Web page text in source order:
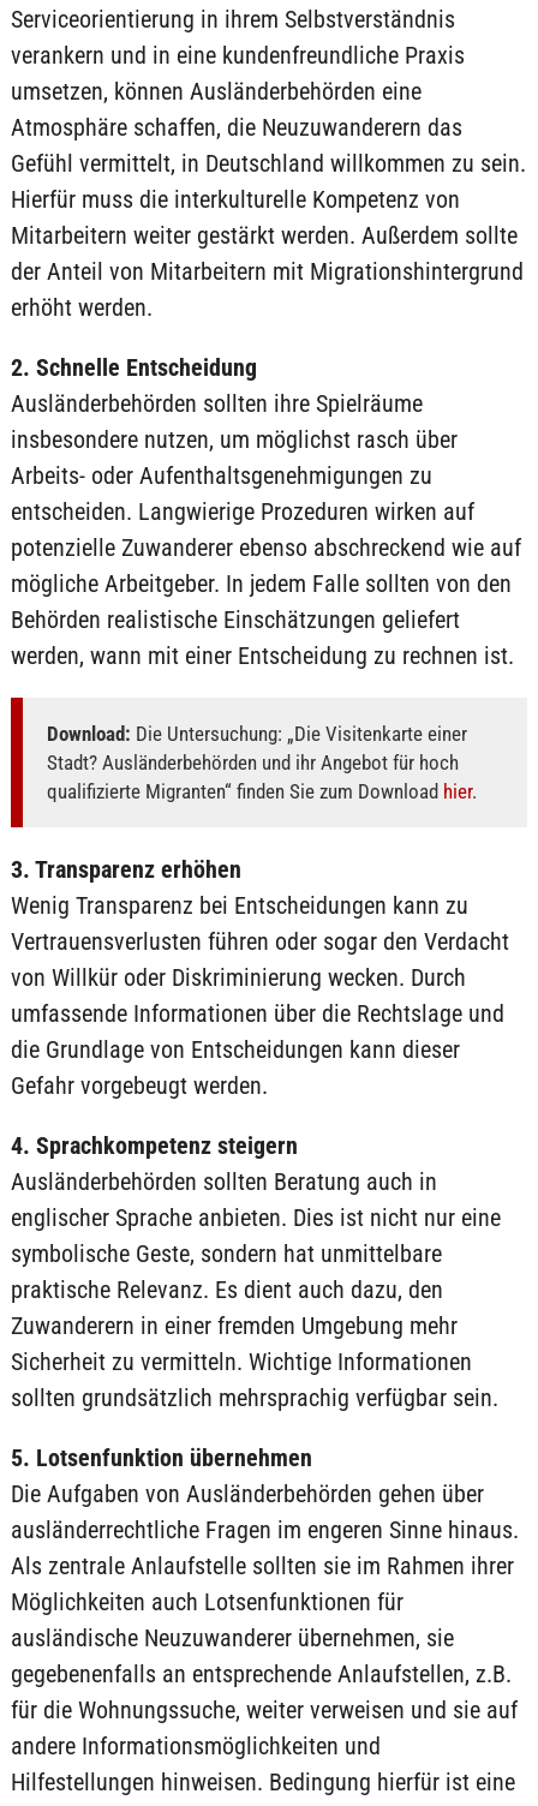
Serviceorientierung in ihrem Selbstverständnis
verankern und in eine kundenfreundliche Praxis
umsetzen, können Ausländerbehörden eine
Atmosphäre schaffen, die Neuzuwanderern das
Gefühl vermittelt, in Deutschland willkommen zu sein.
Hierfür muss die interkulturelle Kompetenz von
Mitarbeitern weiter gestärkt werden. Außerdem sollte
der Anteil von Mitarbeitern mit Migrationshintergrund
erhöht werden.
2. Schnelle Entscheidung
Ausländerbehörden sollten ihre Spielräume
insbesondere nutzen, um möglichst rasch über
Arbeits- oder Aufenthaltsgenehmigungen zu
entscheiden. Langwierige Prozeduren wirken auf
potenzielle Zuwanderer ebenso abschreckend wie auf
mögliche Arbeitgeber. In jedem Falle sollten von den
Behörden realistische Einschätzungen geliefert
werden, wann mit einer Entscheidung zu rechnen ist.
Download: Die Untersuchung: „Die Visitenkarte einer
Stadt? Ausländerbehörden und ihr Angebot für hoch
qualifizierte Migranten“ finden Sie zum Download hier.
3. Transparenz erhöhen
Wenig Transparenz bei Entscheidungen kann zu
Vertrauensverlusten führen oder sogar den Verdacht
von Willkür oder Diskriminierung wecken. Durch
umfassende Informationen über die Rechtslage und
die Grundlage von Entscheidungen kann dieser
Gefahr vorgebeugt werden.
4. Sprachkompetenz steigern
Ausländerbehörden sollten Beratung auch in
englischer Sprache anbieten. Dies ist nicht nur eine
symbolische Geste, sondern hat unmittelbare
praktische Relevanz. Es dient auch dazu, den
Zuwanderern in einer fremden Umgebung mehr
Sicherheit zu vermitteln. Wichtige Informationen
sollten grundsätzlich mehrsprachig verfügbar sein.
5. Lotsenfunktion übernehmen
Die Aufgaben von Ausländerbehörden gehen über
ausländerrechtliche Fragen im engeren Sinne hinaus.
Als zentrale Anlaufstelle sollten sie im Rahmen ihrer
Möglichkeiten auch Lotsenfunktionen für
ausländische Neuzuwanderer übernehmen, sie
gegebenenfalls an entsprechende Anlaufstellen, z.B.
für die Wohnungssuche, weiter verweisen und sie auf
andere Informationsmöglichkeiten und
Hilfestellungen hinweisen. Bedingung hierfür ist eine